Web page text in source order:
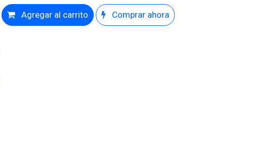
Agregar al carrito Comprar ahora